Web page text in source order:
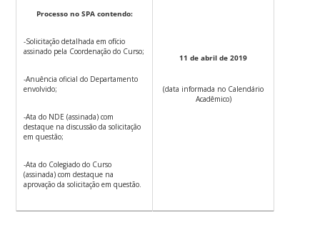
Processo no SPA contendo:
-Solicitação detalhada em ofício
assinado pela Coordenação do Curso;
-Anuência oficial do Departamento
envolvido;
-Ata do NDE (assinada) com
destaque na discussão da solicitação
em questão;
-Ata do Colegiado do Curso
(assinada) com destaque na
aprovação da solicitação em questão.
11 de abril de 2019
(data informada no Calendário
Acadêmico)